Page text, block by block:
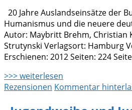
20 Jahre Auslandseinsätze der
Humanismus und die neuere
Autor: Maybritt Brehm, Christian
Strutynski Verlagsort: Hamburg
Erschienen: 2012 Seiten: 224
>>> weiterlesen
Rezensionen Kommentar